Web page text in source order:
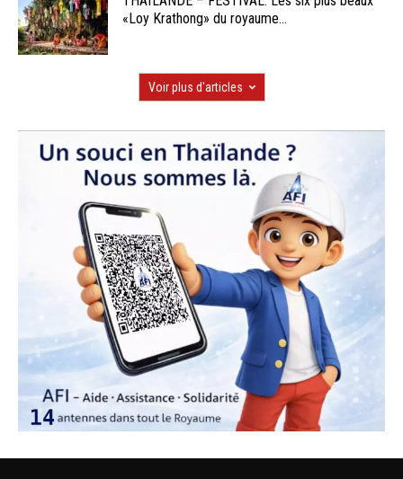
«Loy Krathong» du royaume...
Voir plus d'articles